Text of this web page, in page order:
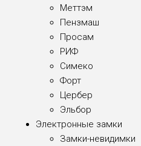
Меттэм
Пензмаш
Просам
РИФ
Симеко
Форт
Цербер
Эльбор
Электронные замки
Замки-невидимки